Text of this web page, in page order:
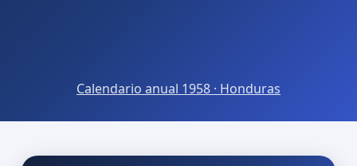
Calendario anual 1958 · Honduras